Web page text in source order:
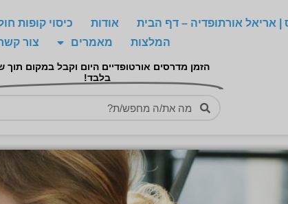
אריאל אורתופדיה – דף הבית אודות כיסוי קופות
המלצות
מאמרים צור
הזמן מדרסים אורטופדיים היום וקבל במקום תוך
בלבד!